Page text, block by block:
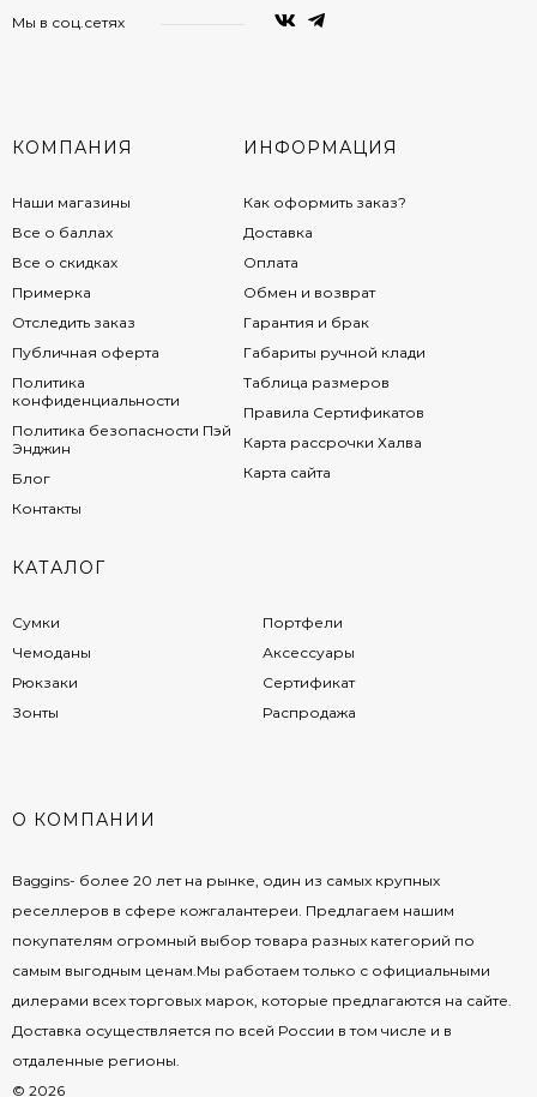
Мы в соц.сетях
КОМПАНИЯ
Наши магазины
Все о баллах
Все о скидках
Примерка
Отследить заказ
Публичная оферта
Политика
конфиденциальности
Политика безопасности Пэй
Энджин
Блог
Контакты
ИНФОРМАЦИЯ
Как оформить заказ?
Доставка
Оплата
Обмен и возврат
Гарантия и брак
Габариты ручной клади
Таблица размеров
Правила Сертификатов
Карта рассрочки Халва
Карта сайта
КАТАЛОГ
Сумки
Чемоданы
Рюкзаки
Зонты
Портфели
Аксессуары
Сертификат
Распродажа
О КОМПАНИИ
Baggins- более 20 лет на рынке, один из самых крупных
реселлеров в сфере кожгалантереи. Предлагаем нашим
покупателям огромный выбор товара разных категорий по
самым выгодным ценам.Мы работаем только с официальными
дилерами всех торговых марок, которые предлагаются на сайте.
Доставка осуществляется по всей России в том числе и в
отдаленные регионы.
© 2026